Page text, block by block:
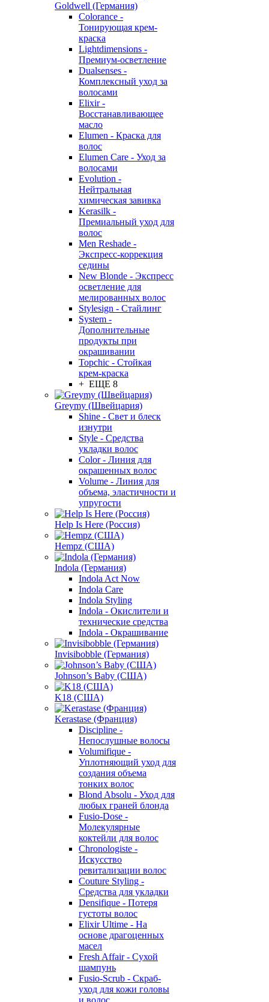
Goldwell (Германия)
Colorance -
Тонирующая крем-
краска
Lightdimensions -
Премиум-осветление
Dualsenses -
Комплексный уход за
волосами
Elixir -
Восстанавливающее
масло
Elumen - Краска для
волос
Elumen Care - Уход за
волосами
Evolution -
Нейтральная
химическая завивка
Kerasilk -
Премиальный уход для
волос
Men Reshade -
Экспресс-коррекция
седины
New Blonde - Экспресс
осветление для
мелированных волос
Stylesign - Стайлинг
System -
Дополнительные
продукты при
окрашивании
Topchic - Стойкая
крем-краска
+ ЕЩЕ 8
Greymy (Швейцария)
Shine - Свет и блеск
изнутри
Style - Средства
укладки волос
Color - Линия для
окрашенных волос
Volume - Линия для
объема, эластичности и
упругости
Help Is Here (Россия)
Hempz (США)
Indola (Германия)
Indola Act Now
Indola Care
Indola Styling
Indola - Окислители и
технические средства
Indola - Окрашивание
Invisibobble (Германия)
Johnson’s Baby (США)
K18 (США)
Kerastase (Франция)
Discipline -
Непослушные волосы
Volumifique -
Уплотняющий уход для
создания объема
тонких волос
Blond Absolu - Уход для
любых граней блонда
Fusio-Dose -
Молекулярные
коктейли для волос
Chronologiste -
Искусство
ревитализации волос
Couture Styling -
Средства для укладки
Densifique - Потеря
густоты волос
Elixir Ultime - На
основе драгоценных
масел
Fresh Affair - Сухой
шампунь
Fusio-Scrub - Скраб-
уход для кожи головы
и волос